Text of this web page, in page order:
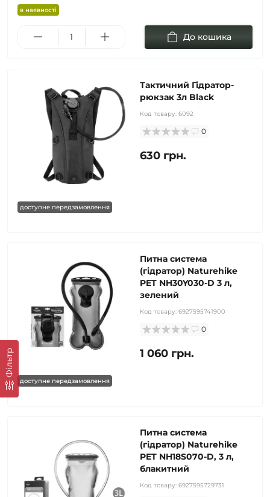
Фільтр
в наявності
До кошика
доступне передзамовлення
Тактичний Гідратор-
рюкзак 3л Black
Код товару: 6092
0
630 грн.
доступне передзамовлення
Питна система
(гідратор) Naturehike
PET NH30Y030-D 3 л,
зелений
Код товару: 6927595741900
0
1 060 грн.
Питна система
(гідратор) Naturehike
PET NH18S070-D, 3 л,
блакитний
Код товару: 6927595729731